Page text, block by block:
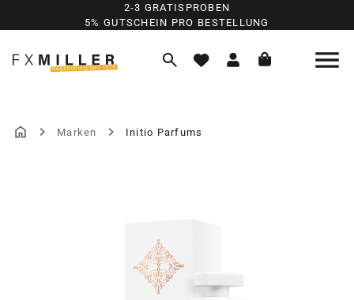
Zum Hauptinhalt springen
2-3 GRATISPROBEN
5% GUTSCHEIN PRO BESTELLUNG
Marken Initio Parfums